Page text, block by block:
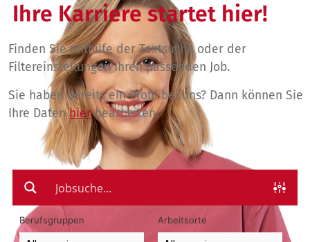
Ihre Karriere startet hier!
Finden Sie mithilfe der Textsuche oder der
Filtereinstellungen Ihren passenden Job.
Sie haben bereits ein Profil bei uns? Dann können Sie
Ihre Datenhierbearbeiten.
Berufsgruppen Arbeitsorte